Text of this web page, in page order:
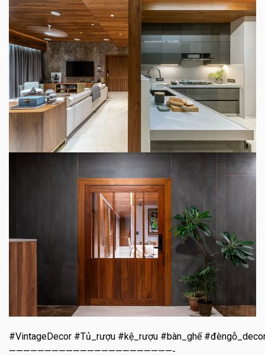
#VintageDecor #Tủ_rượu #kệ_rượu #bàn_ghế
———————————————————————-